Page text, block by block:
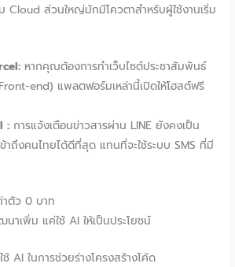
ส่วนใหญ่มักมีโควตาสำหรับผู้ใช้งานเริ่ม
หากคุณต้องการทำเว็บไซต์ประชาสัมพันธ์
end) แพลตฟอร์มเหล่านี้เปิดให้โฮสต์ฟรี
: การแจ้งเตือนข่าวสารผ่าน LINE ยังคงเป็น
าถึงคนไทยได้ดีที่สุด แทนที่จะใช้ระบบ SMS ที่มี
ตัว 0 บาท
าเพิ่ม แค่ใช้ AI ให้เป็นประโยชน์
ใช้ AI ในการช่วยร่างโครงสร้างโค้ด